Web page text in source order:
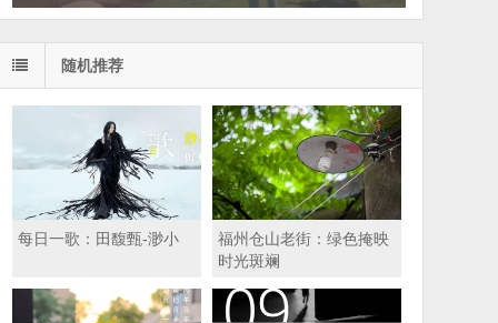
随机推荐
每日一歌：田馥甄-渺小
福州仓山老街：绿色掩映
时光斑斓